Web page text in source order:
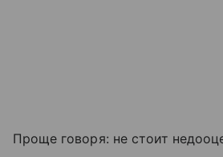
Проще говоря: не стоит